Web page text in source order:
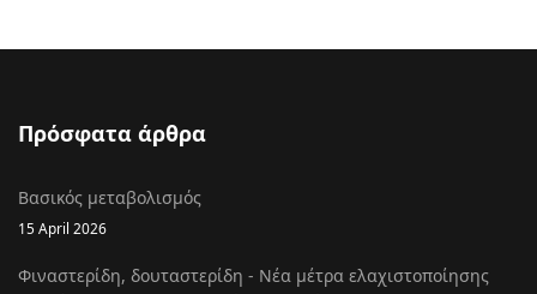
Πρόσφατα άρθρα
Βασικός μεταβολισμός
15 April 2026
Φιναστερίδη, δουταστερίδη - Νέα μέτρα ελαχιστοποίησης